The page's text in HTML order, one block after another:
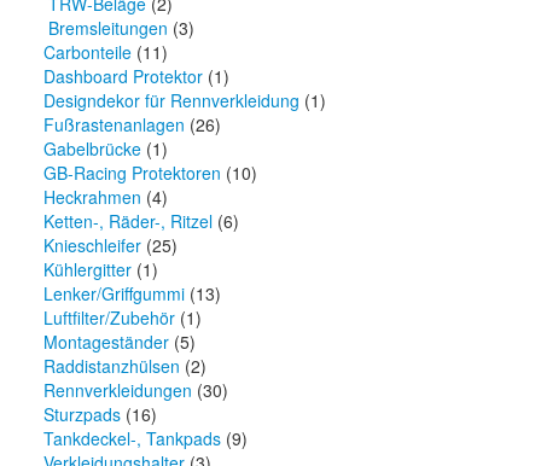
Bremsleitungen (3)
Carbonteile (11)
Dashboard Protektor (1)
Designdekor für Rennverkleidung (1)
Fußrastenanlagen (26)
Gabelbrücke (1)
GB-Racing Protektoren (10)
Heckrahmen (4)
Ketten-, Räder-, Ritzel (6)
Knieschleifer (25)
Kühlergitter (1)
Lenker/Griffgummi (13)
Luftfilter/Zubehör (1)
Montageständer (5)
Raddistanzhülsen (2)
Rennverkleidungen (30)
Sturzpads (16)
Tankdeckel-, Tankpads (9)